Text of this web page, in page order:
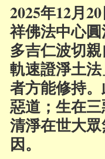
2025年12月
祥佛法中心
多吉仁波切
軌速證淨土
者方能修持
惡道；生在
清淨在世大
因。